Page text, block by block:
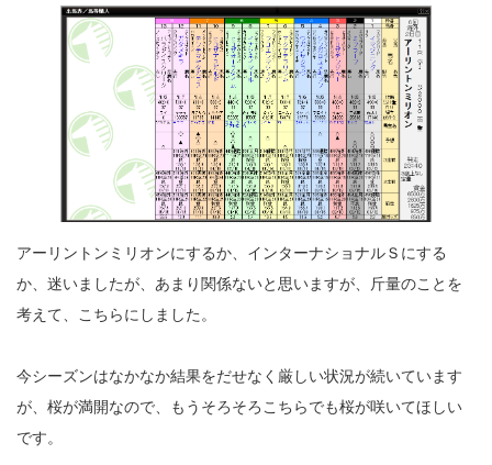
アーリントンミリオンにするか、インターナショナルＳにする
か、迷いましたが、あまり関係ないと思いますが、斤量のことを
考えて、こちらにしました。
今シーズンはなかなか結果をだせなく厳しい状況が続いています
が、桜が満開なので、もうそろそろこちらでも桜が咲いてほしい
です。